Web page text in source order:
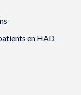
)
en HAD